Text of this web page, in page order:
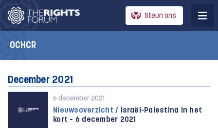
Steun ons
OCHCR
December 2021
6 december 2021
Nieuwsoverzicht / Israël-Palestina in het
kort – 6 december 2021